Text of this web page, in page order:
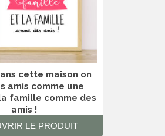
cette maison on
amis comme une
famille comme des
amis !
LE PRODUIT